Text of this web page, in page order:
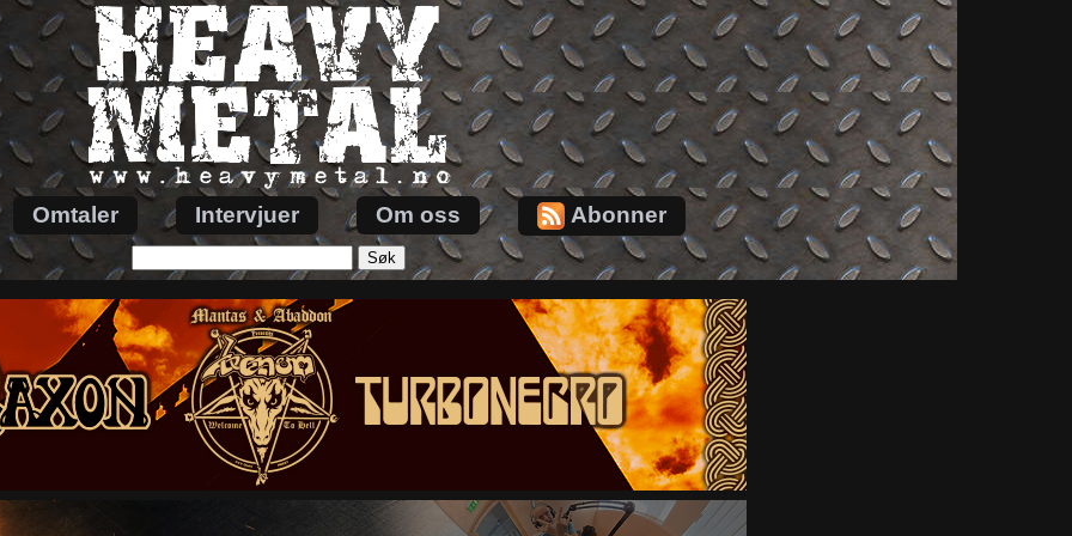
Omtaler Intervjuer Om oss Abonner
etter: